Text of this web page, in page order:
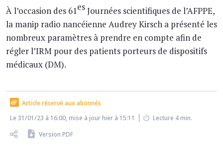
À l’occasion des 61esJournées scientifiques de l’AFPPE,
la manip radio nancéienne Audrey Kirsch a présenté les
nombreux paramètres à prendre en compte afin de
régler l’IRM pour des patients porteurs de dispositifs
médicaux (DM).
Article réservé aux abonnés
Le 31/01/23 à 16:00, mise à jour hier à 15:11
Lecture 4 min.
Version PDF